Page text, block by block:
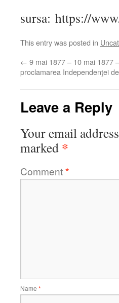
sursa: https://
This entry was posted in
← 9 mai 1877 – 10 mai 1877
proclamarea Independenţei
Leave a Reply
Your email
marked *
Comment*
Name *